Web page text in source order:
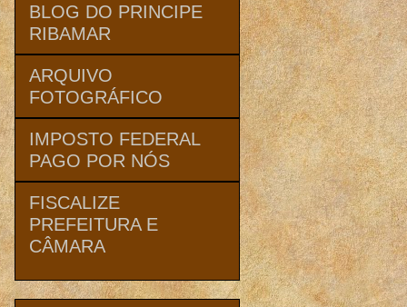
BLOG DO PRINCIPE
RIBAMAR
ARQUIVO
FOTOGRÁFICO
IMPOSTO FEDERAL
PAGO POR NÓS
FISCALIZE
PREFEITURA E
CÂMARA